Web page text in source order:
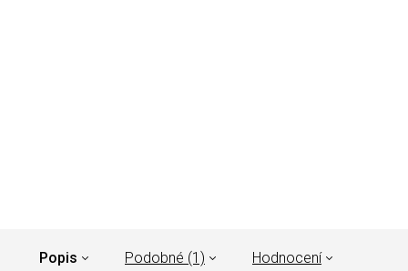
Popis Podobné (1) Hodnocení